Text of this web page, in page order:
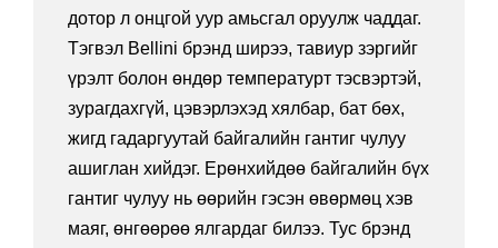
дотор л онцгой уур амьсгал оруулж чаддаг.
Тэгвэл Bellini брэнд ширээ, тавиур зэргийг
үрэлт болон өндөр температурт тэсвэртэй,
зурагдахгүй, цэвэрлэхэд хялбар, бат бөх,
жигд гадаргуутай байгалийн гантиг чулуу
ашиглан хийдэг. Ерөнхийдөө байгалийн бүх
гантиг чулуу нь өөрийн гэсэн өвөрмөц хэв
маяг, өнгөөрөө ялгардаг билээ. Тус брэнд